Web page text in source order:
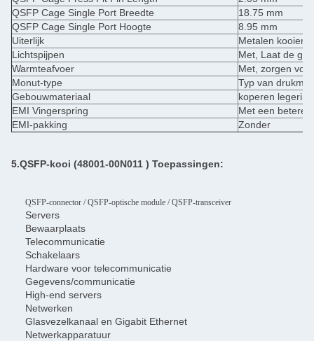
QSFP Cage Single Port Breedte
18.75 mm
QSFP Cage Single Port Hoogte
8.95 mm
Uiterlijk
Metalen kooien
Lichtspijpen
Met, Laat de
Warmteafvoer
Met, zorgen
Monut-type
Typ van
Gebouwmateriaal
koperen legering
EMI Vingerspring
Met een betere
EMI-pakking
Zonder
5.QSFP-kooi (48001-00N011 ) Toepassingen:
QSFP-connector / QSFP-optische module / QSFP-transceiver
Servers
Bewaarplaats
Telecommunicatie
Schakelaars
Hardware voor telecommunicatie
Gegevens/communicatie
High-end servers
Netwerken
Glasvezelkanaal en Gigabit Ethernet
Netwerkapparatuur